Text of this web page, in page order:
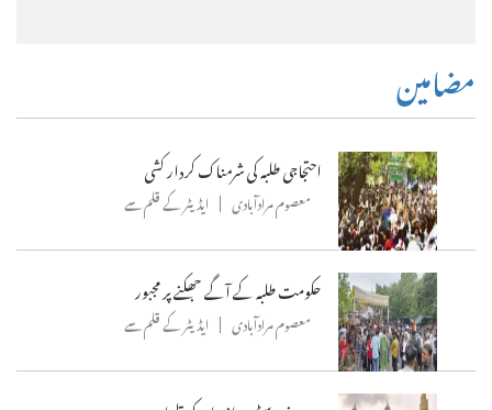
مضامین
احتجاجی طلبہ کی شرمناک کردار کشی
معصوم مرادآبادی ایڈیٹر کے قلم سے
حکومت طلبہ کے آگے جھکنے پر مجبور
معصوم مرادآبادی ایڈیٹر کے قلم سے